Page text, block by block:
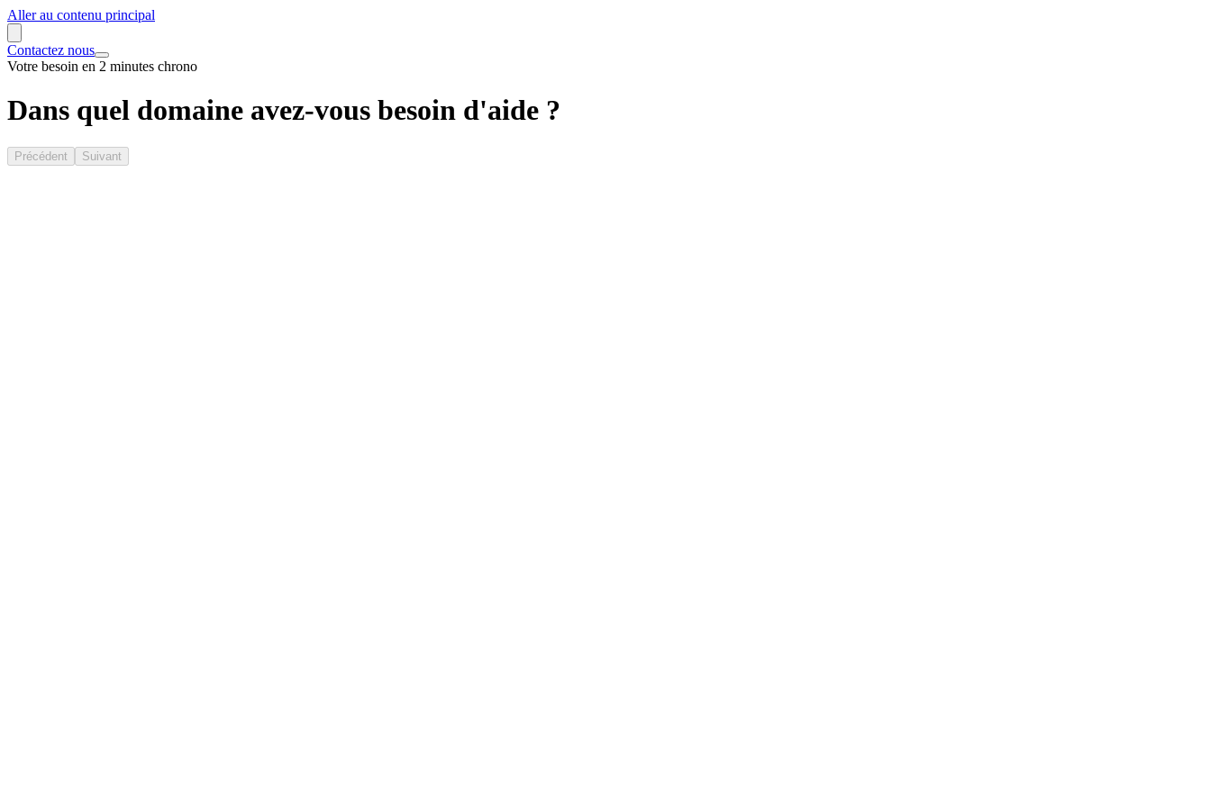
Aller au contenu principal
Contactez nous
Votre besoin en 2 minutes chrono
Dans quel domaine avez-vous besoin d'aide ?
Précédent Suivant